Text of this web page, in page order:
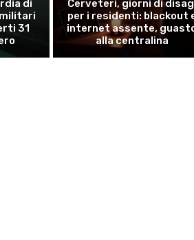
di
31
Cerveteri, giorni di
per i residenti: blackout
internet assente,
alla centralina